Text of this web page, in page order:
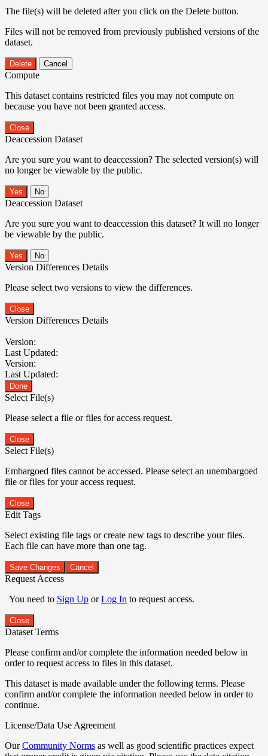
The file(s) will be deleted after you click on the Delete button.
Files will not be removed from previously published versions of the
dataset.
Delete Cancel
Compute
This dataset contains restricted files you may not compute on
because you have not been granted access.
Close
Deaccession Dataset
Are you sure you want to deaccession? The selected version(s) will
no longer be viewable by the public.
No
Deaccession Dataset
Are you sure you want to deaccession this dataset? It will no longer
be viewable by the public.
No
Version Differences Details
Please select two versions to view the differences.
Close
Version Differences Details
Version:
Last Updated:
Version:
Last Updated:
Done
Select File(s)
Please select a file or files for access request.
Close
Select File(s)
Embargoed files cannot be accessed. Please select an unembargoed
file or files for your access request.
Close
Edit Tags
Select existing file tags or create new tags to describe your files.
Each file can have more than one tag.
Save Changes Cancel
Request Access
You need to Sign Up orLog In to request access.
Close
Dataset Terms
Please confirm and/or complete the information needed below in
order to request access to files in this dataset.
This dataset is made available under the following terms. Please
confirm and/or complete the information needed below in order to
continue.
License/Data Use Agreement
OurCommunity Norms as well as good scientific practices expect